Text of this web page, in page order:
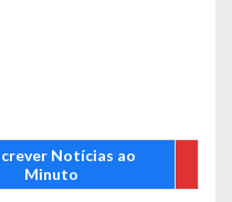
Notícias ao
Minuto